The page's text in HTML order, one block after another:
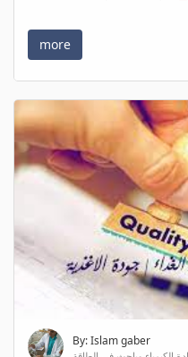
more
By: Islam gaber